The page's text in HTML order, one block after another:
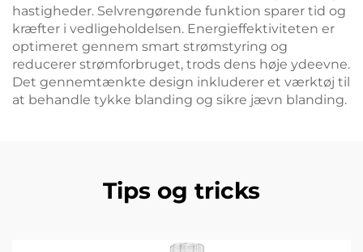
hastigheder. Selvrengørende funktion sparer tid og
kræfter i vedligeholdelsen. Energieffektiviteten er
optimeret gennem smart strømstyring og
reducerer strømforbruget, trods dens høje ydeevne.
Det gennemtænkte design inkluderer et værktøj til
at behandle tykke blanding og sikre jævn blanding.
Tips og tricks